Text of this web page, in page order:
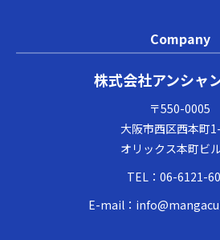
Company
株式会社アンシャ
〒550-0005
大阪市西区西本町
オリックス本町ビ
TEL： 06-6121-
E-mail：